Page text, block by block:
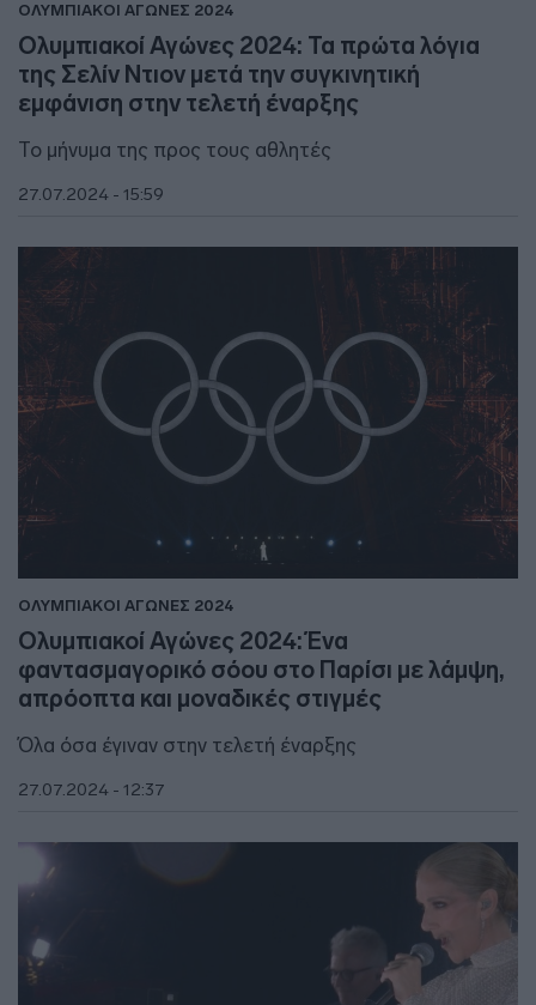
ΟΛΥΜΠΙΑΚΟΙ ΑΓΩΝΕΣ 2024
Ολυμπιακοί Αγώνες 2024: Τα πρώτα λόγια
της Σελίν Ντιον μετά την συγκινητική
εμφάνιση στην τελετή έναρξης
Το μήνυμα της προς τους αθλητές
27.07.2024 - 15:59
ΟΛΥΜΠΙΑΚΟΙ ΑΓΩΝΕΣ 2024
Ολυμπιακοί Αγώνες 2024: Ένα
φαντασμαγορικό σόου στο Παρίσι με λάμψη,
απρόοπτα και μοναδικές στιγμές
Όλα όσα έγιναν στην τελετή έναρξης
27.07.2024 - 12:37